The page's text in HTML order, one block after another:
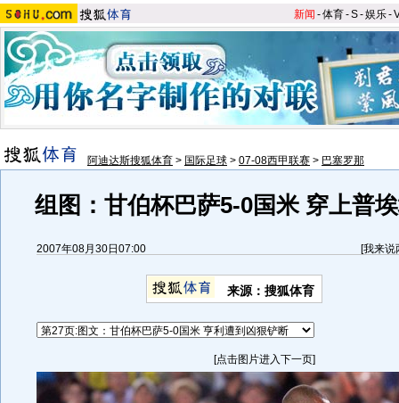
新闻 -体育-S-娱乐-
阿迪达斯搜狐体育 > 国际足球 > 07-08西甲联赛 > 巴塞罗那
组图：甘伯杯巴萨5-0国米 穿上普
2007年08月30日07:00 [我来说
来源：搜狐体育
[点击图片进入下一页]